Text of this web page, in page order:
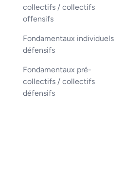
collectifs / collectifs
offensifs
Fondamentaux individuels
défensifs
Fondamentaux pré-
collectifs / collectifs
défensifs